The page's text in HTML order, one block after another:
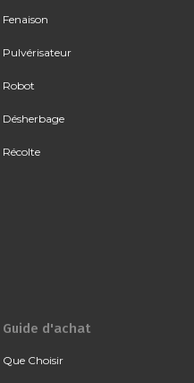
Fenaison
Pulvérisateur
Robot
Désherbage
Récolte
Guide d'achat
Que Choisir